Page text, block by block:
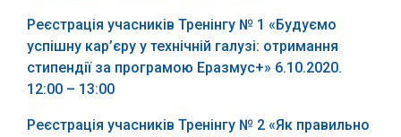
Реєстрація учасників Тренінгу № 1 «Будуємо
успішну кар’єру у технічній галузі: отримання
стипендії за програмою Еразмус+» 6.10.2020.
12:00 – 13:00
Реєстрація учасників Тренінгу № 2 «Як правильно